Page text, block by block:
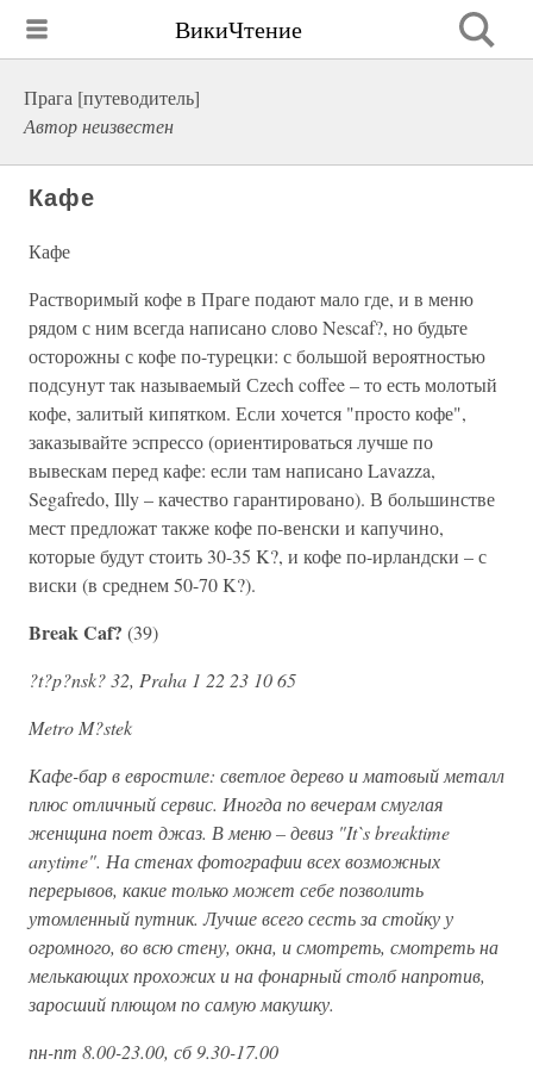
ВикиЧтение
Прага [путеводитель]
Автор неизвестен
Кафе
Кафе
Растворимый кофе в Праге подают мало где, и в меню
рядом с ним всегда написано слово Nescaf?, но будьте
осторожны с кофе по-турецки: с большой вероятностью
подсунут так называемый Сzech coffee – то есть молотый
кофе, залитый кипятком. Если хочется "просто кофе",
заказывайте эспрессо (ориентироваться лучше по
вывескам перед кафе: если там написано Lavazza,
Segafredo, Illy – качество гарантировано). В большинстве
мест предложат также кофе по-венски и капучино,
которые будут стоить 30-35 K?, и кофе по-ирландски – с
виски (в среднем 50-70 K?).
Break Caf? (39)
?t?p?nsk? 32, Praha 1 22 23 10 65
Metro M?stek
Кафе-бар в евростиле: светлое дерево и матовый металл
плюс отличный сервис. Иногда по вечерам смуглая
женщина поет джаз. В меню – девиз "It`s breaktime
anytime". На стенах фотографии всех возможных
перерывов, какие только может себе позволить
утомленный путник. Лучше всего сесть за стойку у
огромного, во всю стену, окна, и смотреть, смотреть на
мелькающих прохожих и на фонарный столб напротив,
заросший плющом по самую макушку.
пн-пт 8.00-23.00, сб 9.30-17.00